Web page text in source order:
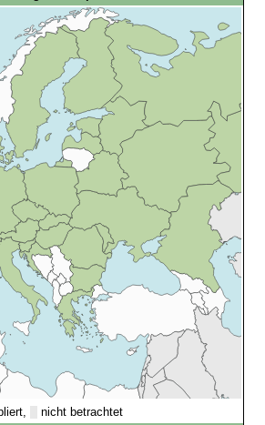
nicht betrachtet